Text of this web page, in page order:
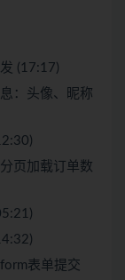
(17:17)
：头像、昵称
页加载订单数
表单提交